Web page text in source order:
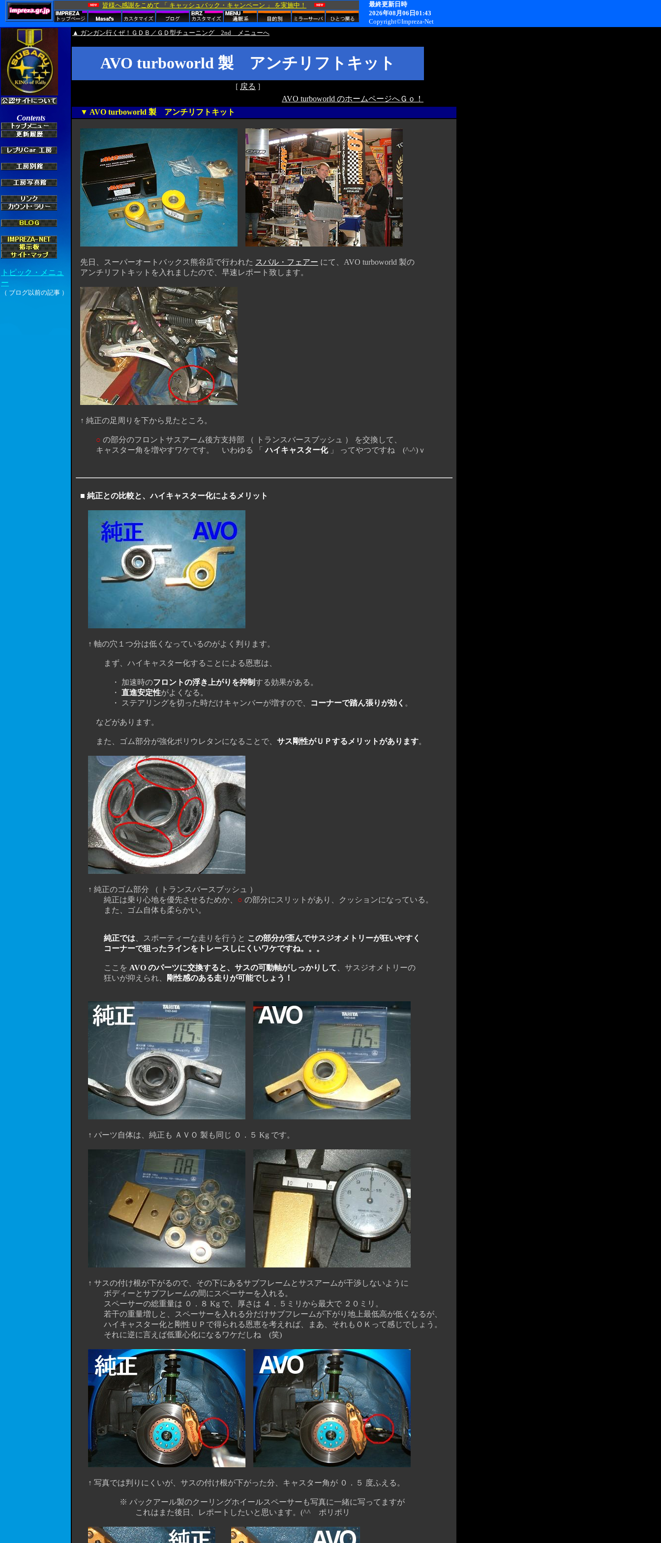
▲ ガンガン行くぜ！ＧＤＢ／ＧＤ型チューニング 2nd メニューへ
AVO turboworld 製 アンチリフトキット
[ 戻る ]
AVO turboworld のホームページへＧｏ！
▼ AVO turboworld 製 アンチリフトキット
先日、スーパーオートバックス熊谷店で行われた スバル・フェアー にて、AVO turboworld 製の
アンチリフトキットを入れましたので、早速レポート致します。
↑ 純正の足周りを下から見たところ。
○ の部分のフロントサスアーム後方支持部 （ トランスバースブッシュ ） を交換して、
キャスター角を増やすワケです。 いわゆる 「ハイキャスター化」 ってやつですね (^-^)ｖ
■ 純正との比較と、ハイキャスター化によるメリット
↑ 軸の穴１つ分は低くなっているのがよく判ります。
まず、ハイキャスター化することによる恩恵は、
・ 加速時のフロントの浮き上がりを抑制する効果がある。
・ 直進安定性がよくなる。
・ ステアリングを切った時だけキャンバーが増すので、
コーナーで踏ん張りが効く 。
などがあります。
また、ゴム部分が強化ポリウレタンになることで、 サス剛性がＵＰするメリットがあります。
↑ 純正のゴム部分 （ トランスバースブッシュ ）
純正は乗り心地を優先させるためか、 ○ の部分にスリットがあり、クッションになっている。
また、ゴム自体も柔らかい。
純正では 、スポーティーな走りを行うと この部分が歪んでサスジオメトリーが狂いやすく
コーナーで狙ったラインをトレースしにくいワケですね。。。
ここを AVO のパーツに交換すると、サスの可動軸がしっかりして 、サスジオメトリーの
狂いが抑えられ、
剛性感のある走りが可能でしょう！
↑ パーツ自体は、純正も ＡＶＯ 製も同じ ０．５ Kg です。
↑ サスの付け根が下がるので、その下にあるサブフレームとサスアームが干渉しないように
ボディーとサブフレームの間にスペーサーを入れる。
スペーサーの総重量は ０．８ Kg で、厚さは ４．５ミリから最大で ２０ミリ。
若干の重量増しと、スペーサーを入れる分だけサブフレームが下がり地上最低高が低くなるが、
ハイキャスター化と剛性ＵＰで得られる恩恵を考えれば、まあ、それもＯＫって感じでしょう。
それに逆に言えば低重心化になるワケだしね (笑)
↑ 写真では判りにくいが、サスの付け根が下がった分、キャスター角が ０．５ 度ふえる。
※ パックアール製のクーリングホイールスペーサーも写真に一緒に写ってますが
これはまた後日、レポートしたいと思います。(^^ゞポリポリ